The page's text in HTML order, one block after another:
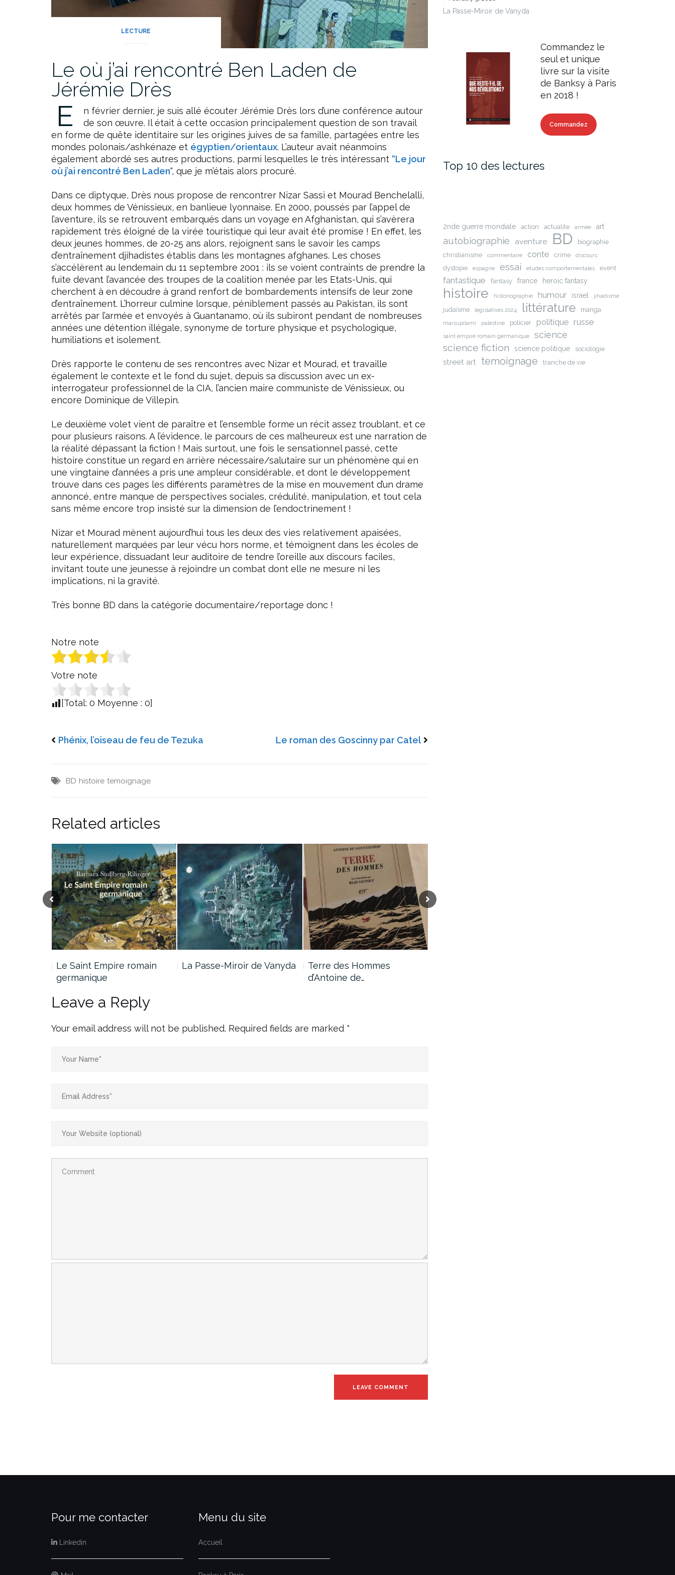
LECTURE
Le où j’ai rencontré Ben Laden de
Jérémie Drès
E
n février dernier, je suis allé écouter Jérémie Drès lors d’une conférence autour
de son œuvre. Il était à cette occasion principalement question de son travail
en forme de quête identitaire sur les origines juives de sa famille, partagées entre les
mondes polonais/ashkénaze et égyptien/orientaux. L’auteur avait néanmoins
également abordé ses autres productions, parmi lesquelles le très intéressant “Le jour
où j’ai rencontré Ben Laden“, que je m’étais alors procuré.
Dans ce diptyque, Drès nous propose de rencontrer Nizar Sassi et Mourad Benchelalli,
deux hommes de Vénissieux, en banlieue lyonnaise. En 2000, poussés par l’appel de
l’aventure, ils se retrouvent embarqués dans un voyage en Afghanistan, qui s’avèrera
rapidement très éloigné de la virée touristique qui leur avait été promise ! En effet, les
deux jeunes hommes, de 20-25 ans alors, rejoignent sans le savoir les camps
d’entraînement djihadistes établis dans les montagnes afghanes. Les choses
s’accélèrent au lendemain du 11 septembre 2001 : ils se voient contraints de prendre la
fuite devant l’avancée des troupes de la coalition menée par les Etats-Unis, qui
cherchent à en découdre à grand renfort de bombardements intensifs de leur zone
d’entraînement. L’horreur culmine lorsque, péniblement passés au Pakistan, ils sont
arrêtés par l’armée et envoyés à Guantanamo, où ils subiront pendant de nombreuses
années une détention illégale, synonyme de torture physique et psychologique,
humiliations et isolement.
Drès rapporte le contenu de ses rencontres avec Nizar et Mourad, et travaille
également le contexte et le fond du sujet, depuis sa discussion avec un ex-
interrogateur professionnel de la CIA, l’ancien maire communiste de Vénissieux, ou
encore Dominique de Villepin.
Le deuxième volet vient de paraître et l’ensemble forme un récit assez troublant, et ce
pour plusieurs raisons. A l’évidence, le parcours de ces malheureux est une narration de
la réalité dépassant la fiction ! Mais surtout, une fois le sensationnel passé, cette
histoire constitue un regard en arrière nécessaire/salutaire sur un phénomène qui en
une vingtaine d’années a pris une ampleur considérable, et dont le développement
trouve dans ces pages les différents paramètres de la mise en mouvement d’un drame
annoncé, entre manque de perspectives sociales, crédulité, manipulation, et tout cela
sans même encore trop insisté sur la dimension de l’endoctrinement !
Nizar et Mourad mènent aujourd’hui tous les deux des vies relativement apaisées,
naturellement marquées par leur vécu hors norme, et témoignent dans les écoles de
leur expérience, dissuadant leur auditoire de tendre l’oreille aux discours faciles,
invitant toute une jeunesse à rejoindre un combat dont elle ne mesure ni les
implications, ni la gravité.
Très bonne BD dans la catégorie documentaire/reportage donc !
Notre note
Votre note
[Total: 0 Moyenne : 0]
Phénix, l’oiseau de feu de Tezuka Le roman des Goscinny par Catel
BD histoire temoignage
Related articles
Le Saint Empire romain
germanique
La Passe-Miroir de Vanyda
Terre des Hommes
d’Antoine de…
Leave a Reply
Your email address will not be published. Required fields are marked *
La Passe-Miroir de Vanyda
Commandez le
seul et unique
livre sur la visite
de Banksy à Paris
en 2018 !
Commandez
Top 10 des lectures
2nde guerre mondiale action actualite armée art
autobiographie aventure BD
biographie
christianisme
commentaire conte crime discours
dystopie espagne essai etudes comportementales event
fantastique fantasy france heroic fantasy
histoire historiographie humour israel jihadisme
judaïsme legislatives 2024 littérature manga
marsupilami palestine policier politique russe
saint empire romain germanique science
science fiction science politique sociologie
street art temoignage tranche de vie
Pour me contacter
Linkedin
Menu du site
Accueil